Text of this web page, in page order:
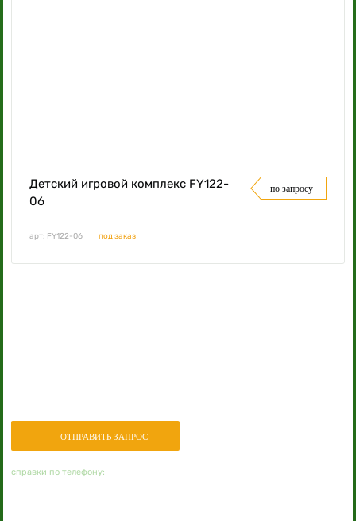
Детский игровой комплекс FY122-
06
по запросу
арт: FY122-06 под заказ
ОТПРАВИТЬ ЗАПРОС
справки по телефону: